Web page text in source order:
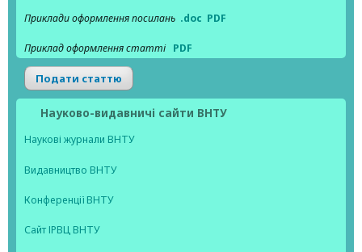
Приклади оформлення посилань .doc PDF
Приклад оформлення статті PDF
Подати статтю
Науково-видавничі сайти ВНТУ
Наукові журнали ВНТУ
Видавництво ВНТУ
Конференції ВНТУ
Сайт ІРВЦ ВНТУ